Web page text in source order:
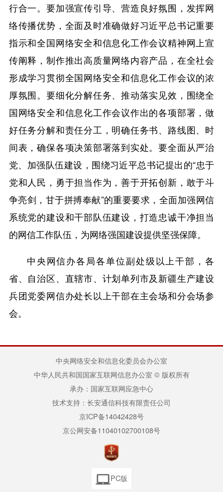
行合一。要加强宣传引导、营造良好氛围，发挥网
络传播优势，全面及时准确做好习近平总书记重要
指示和全国网络安全和信息化工作会议精神网上宣
传阐释，制作推出高质量网络内容产品，在全社会
形成学习贯彻全国网络安全和信息化工作会议的浓
厚氛围。要细化分解任务、推动落实见效，围绕全
国网络安全和信息化工作会议作出的各项部署，做
好任务分解和责任分工，明确任务书、路线图、时
间表，确保各项决策部署落到实处。要全面从严治
党、加强队伍建设，围绕习近平总书记提出的“忠于
党和人民，勇于担当作为，善于开拓创新，敢于斗
争亮剑，甘于拼搏奉献”的重要要求，全面加强网信
系统党的建设和干部队伍建设，打造忠诚干净担当
的网信工作队伍，为网络强国建设提供坚强保障。
中央网信办各局各单位副处级以上干部，各
省、自治区、直辖市、计划单列市及新疆生产建设
兵团党委网信办处长以上干部在主会场和分会场参
会。
中央网络安全和信息化委员会办公室
中华人民共和国国家互联网信息办公室 © 版权所有
承办：国家互联网应急中心
技术支持：长安通信科技有限责任公司
京ICP备14042428号
京公网安备11040102700108号
PC版